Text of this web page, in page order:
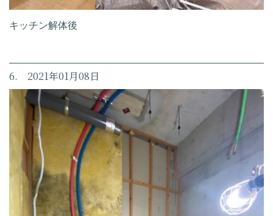
キッチン解体後
6. 2021年01月08日